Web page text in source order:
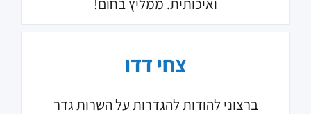
ואיכותית. ממליץ בחום!
צחי דדו
ברצוני להודות להגדרות על השרות גדר